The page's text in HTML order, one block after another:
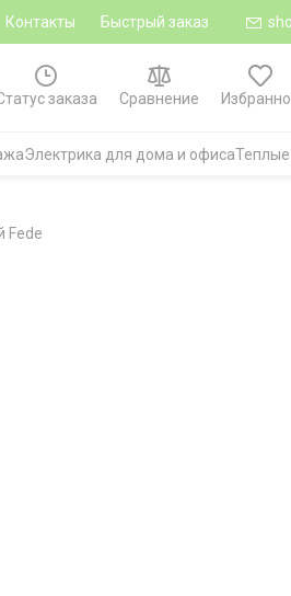
Контакты Быстрый заказ
заказа Сравнение
Электрика для дома и офиса
Fede